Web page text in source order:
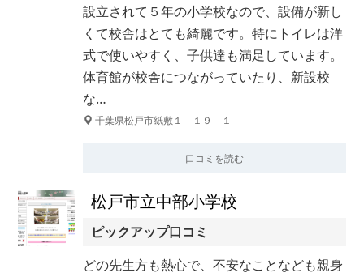
設立されて５年の小学校なので、設備が新し
くて校舎はとても綺麗です。特にトイレは洋
式で使いやすく、子供達も満足しています。
体育館が校舎につながっていたり、新設校
な…
千葉県松戸市紙敷１－１９－１
口コミを読む
松戸市立中部小学校
ピックアップ口コミ
どの先生方も熱心で、不安なことなども親身